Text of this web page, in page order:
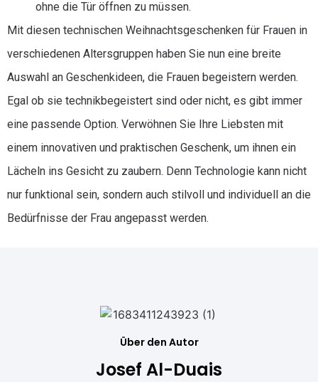
ohne die Tür öffnen zu müssen.
Mit diesen technischen Weihnachtsgeschenken für Frauen in
verschiedenen Altersgruppen haben Sie nun eine breite
Auswahl an Geschenkideen, die Frauen begeistern werden.
Egal ob sie technikbegeistert sind oder nicht, es gibt immer
eine passende Option. Verwöhnen Sie Ihre Liebsten mit
einem innovativen und praktischen Geschenk, um ihnen ein
Lächeln ins Gesicht zu zaubern. Denn Technologie kann nicht
nur funktional sein, sondern auch stilvoll und individuell an die
Bedürfnisse der Frau angepasst werden.
Über den Autor
Josef Al-Duais